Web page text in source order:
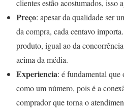
clientes estão acostumados, isso
Preço: apesar da qualidade ser
da compra, cada centavo
produto, igual ao da
acima da média.
Experiencia: é fundamental que
como um número, pois é a
comprador que torna o